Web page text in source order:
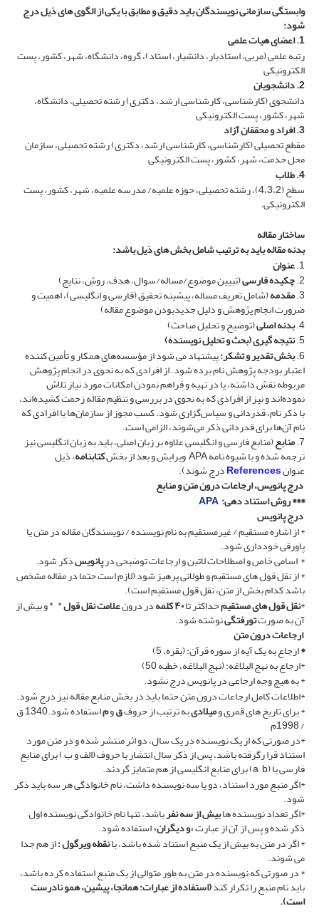
وابستگی سازمانی نویسندگان باید دقیق و مطابق با یکی از الگوی های ذیل درج
شود:
1. اعضای هیات علمی
رتبه علمی (مربی، استادیار، دانشیار، استاد)، گروه، دانشگاه، شهر، کشور، پست
الکترونیکی
2. دانشجویان
دانشجوی (کارشناسی، کارشناسی ارشد، دکتری) رشته تحصیلی، دانشگاه،
شهر، کشور، پست الکترونیکی
3. افراد و محققان آزاد
مقطع تحصیلی (کارشناسی، کارشناسی ارشد، دکتری) رشته تحصیلی، سازمان
محل خدمت، شهر، کشور، پست الکترونیکی
4. طلاب
سطح (4،3،2)، رشته تحصیلی، حوزه علمیه/ مدرسه علمیه، شهر، کشور، پست
الکترونیکی.
ساختار مقاله
بدنه مقاله باید به ترتیب شامل بخش های ذیل باشد:
1. عنوان
2. چکیده فارسی(تبیین موضوع/مساله/سوال، هدف، روش، نتایج)
3. مقدمه(شامل تعریف مساله، پیشینه تحقیق (فارسی و انگلیسی)، اهمیت و
ضرورت انجام پژوهش و دلیل جدیدبودن موضوع مقاله)
4. بدنه اصلی(توضیح و تحلیل مباحث)
5.نتیجه گیری (بحث و تحلیل نویسنده)
6. بخش تقدیر و تشکر:پیشنهاد می شود از مؤسسه‌های همکار و تأمین کننده
اعتبار بودجه پژوهش نام برده شود. از افرادی که به نحوی در انجام پژوهش
مربوطه نقش داشته‌، یا در تهیه و فراهم نمودن امکانات مورد نیاز تلاش
نموده‌اند و نیز از افرادی که به نحوی در بررسی و تنظیم مقاله زحمت کشیده‌اند،
با ذکر نام، قدردانی و سپاس‌گزاری شود. کسب مجوز از سازمان‌ها یا افرادی که
نام آن‌ها برای قدردانی ذکر می‌شوند، الزامی است.
7. منابع(منابع فارسی و انگلیسی علاوه بر زبان اصلی، باید به زبان انگلیسی نیز
ترجمه شده و با شیوه نامه APA ویرایش و بعد از بخش کتابنامه، ذیل
عنوانReferencesدرج شوند).
درج پانویس، ارجاعات درون متن و منابع
*** روش استناد دهی:APA
درج پانویس
* از اشاره مستقیم / غیرمستقیم به نام نویسنده / نویسندگان مقاله در متن یا
پاورقی خودداری شود.
* اسامی خاص و اصطلاحات لاتین و ارجاعات توضیحی درپانویسذکر شود.
* از نقل قول های مستقیم و طولانی پرهیز شود (لازم است حتما در مقاله مشخص
باشد کدام بخش از متن، نقل قول مستقیم است).
*نقل قول های مستقیمحداکثر تا۴۰ کلمه در درونعلامت نقل قول " "و بیش از
آن به صورتتورفتگینوشته شود.
ارجاعات درون متن
*ارجاع به یک آیه از سوره قرآن: (بقره، 5)
*ارجاع به نهج البلاغه: (نهج البلاغه، خطبه 50)
* به هیچ وجه ارجاعی در پانویس درج نشود.
*اطلاعات کامل ارجاعات درون متن حتما باید در بخش منابع مقاله نیز درج شود.
* برای تاریخ های قمری ومیلادیبه ترتیب از حروفقوم استفاده شود.1340 ق
/ 1998م
*در صورتی که از یک نویسنده در یک سال، دو اثر منتشر شده و در متن مورد
استناد قرا رگرفته باشد، پس از ذکر سال انتشار با حروف (الف و ب ) برای منابع
فارسی یا (a , b) برای منابع انگلیسی از هم متمایز گردند.
*اگر منبع مورد استناد، دو یا سه نویسنده داشت، نام خانوادگی هر سه باید ذکر
شود.
*اگر تعداد نویسنده هابیش از سه نفرباشد، تنها نام خانوادگی نویسنده اول
ذکر شده و پس از آن از عبارت «و دیگران» استفاده شود.
* اگر در متن به بیش از یک منبع استناد شده باشد، بانقطه ویرگول ؛از هم جدا
می شوند.
* در صورتی که نویسنده در متن به طور متوالی از یک منبع استفاده کرده باشد،
باید نام منبع را تکرار کند(استفاده از عبارات: همانجا، پیشین، همو نادرست
است).